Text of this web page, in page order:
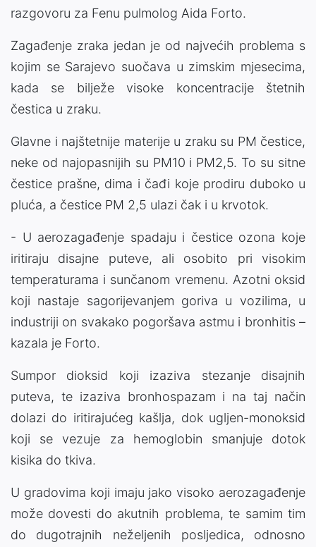
razgovoru za Fenu pulmolog Aida Forto.
Zagađenje zraka jedan je od najvećih problema s
kojim se Sarajevo suočava u zimskim mjesecima,
kada se bilježe visoke koncentracije štetnih
čestica u zraku.
Glavne i najštetnije materije u zraku su PM čestice,
neke od najopasnijih su PM10 i PM2,5. To su sitne
čestice prašne, dima i čađi koje prodiru duboko u
pluća, a čestice PM 2,5 ulazi čak i u krvotok.
- U aerozagađenje spadaju i čestice ozona koje
iritiraju disajne puteve, ali osobito pri visokim
temperaturama i sunčanom vremenu. Azotni oksid
koji nastaje sagorijevanjem goriva u vozilima, u
industriji on svakako pogoršava astmu i bronhitis –
kazala je Forto.
Sumpor dioksid koji izaziva stezanje disajnih
puteva, te izaziva bronhospazam i na taj način
dolazi do iritirajućeg kašlja, dok ugljen-monoksid
koji se vezuje za hemoglobin smanjuje dotok
kisika do tkiva.
U gradovima koji imaju jako visoko aerozagađenje
može dovesti do akutnih problema, te samim tim
do dugotrajnih neželjenih posljedica, odnosno